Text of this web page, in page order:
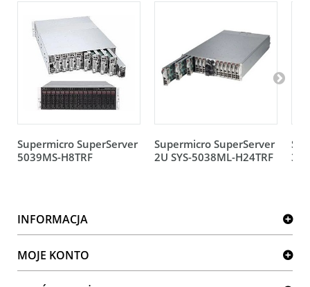
Supermicro SuperServer
5039MS-H8TRF
Supermicro SuperServer
2U SYS-5038ML-H24TRF
3U
INFORMACJA
MOJE KONTO